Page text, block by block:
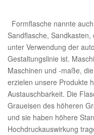
Formflasche nannte
Sandflasche,
unter Verwendung der
Gestaltungslinie ist.
Maschinen und -maße,
erzielen unsere Produkte
Austauschbarkeit. Die
Graueisen des höheren
und sie haben höhere
Hochdruckauswirkung